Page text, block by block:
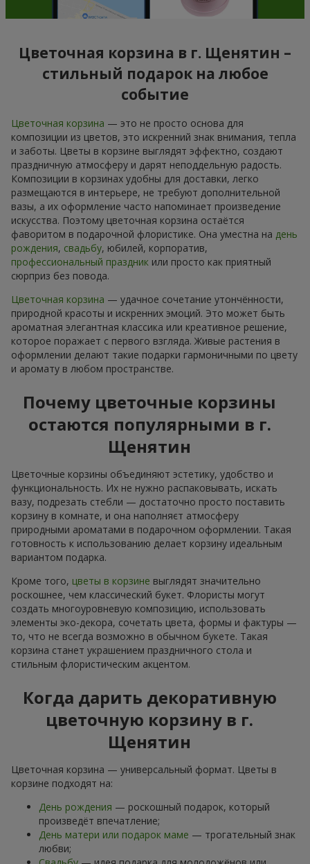
Цветочная корзина в г. Щенятин –
стильный подарок на любое
событие
Цветочная корзина — это не просто основа для
композиции из цветов, это искренний знак внимания, тепла
и заботы. Цветы в корзине выглядят эффектно, создают
праздничную атмосферу и дарят неподдельную радость.
Композиции в корзинах удобны для доставки, легко
размещаются в интерьере, не требуют дополнительной
вазы, а их оформление часто напоминает произведение
искусства. Поэтому цветочная корзина остаётся
фаворитом в подарочной флористике. Она уместна на день
рождения, свадьбу, юбилей, корпоратив,
профессиональный праздник или просто как приятный
сюрприз без повода.
Цветочная корзина — удачное сочетание утончённости,
природной красоты и искренних эмоций. Это может быть
ароматная элегантная классика или креативное решение,
которое поражает с первого взгляда. Живые растения в
оформлении делают такие подарки гармоничными по цвету
и аромату в любом пространстве.
Почему цветочные корзины
остаются популярными в г.
Щенятин
Цветочные корзины объединяют эстетику, удобство и
функциональность. Их не нужно распаковывать, искать
вазу, подрезать стебли — достаточно просто поставить
корзину в комнате, и она наполняєт атмосферу
природными ароматами в подарочном оформлении. Такая
готовность к использованию делает корзину идеальным
вариантом подарка.
Кроме того, цветы в корзине выглядят значительно
роскошнее, чем классический букет. Флористы могут
создать многоуровневую композицию, использовать
элементы эко-декора, сочетать цвета, формы и фактуры —
то, что не всегда возможно в обычном букете. Такая
корзина станет украшением праздничного стола и
стильным флористическим акцентом.
Когда дарить декоративную
цветочную корзину в г.
Щенятин
Цветочная корзина — универсальный формат. Цветы в
корзине подходят на:
День рождения — роскошный подарок, который
произведёт впечатление;
День матери или подарок маме — трогательный знак
любви;